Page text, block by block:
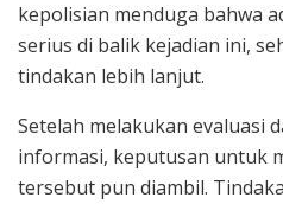
kepolisian menduga bahwa
serius di balik kejadian ini,
tindakan lebih lanjut.
Setelah melakukan evaluasi
informasi, keputusan untuk
tersebut pun diambil.